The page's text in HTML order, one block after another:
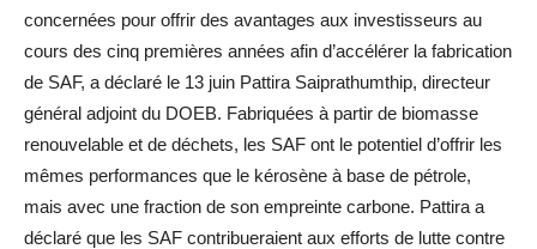
concernées pour offrir des avantages aux investisseurs au
cours des cinq premières années afin d’accélérer la fabrication
de SAF, a déclaré le 13 juin Pattira Saiprathumthip, directeur
général adjoint du DOEB. Fabriquées à partir de biomasse
renouvelable et de déchets, les SAF ont le potentiel d’offrir les
mêmes performances que le kérosène à base de pétrole,
mais avec une fraction de son empreinte carbone. Pattira a
déclaré que les SAF contribueraient aux efforts de lutte contre